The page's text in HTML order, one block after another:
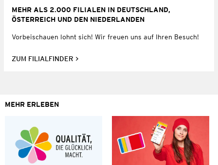
MEHR ALS 2.000 FILIALEN IN DEUTSCHLAND,
ÖSTERREICH UND DEN NIEDERLANDEN
Vorbeischauen lohnt sich! Wir freuen uns auf Ihren Besuch!
ZUM FILIALFINDER
MEHR ERLEBEN